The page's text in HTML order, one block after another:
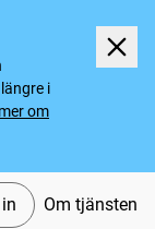
i
om
Om tjänsten